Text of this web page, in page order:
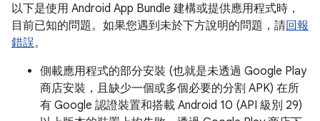
以下是使用 Android App Bundle 建構或提供應用程式時，
目前已知的問題。如果您遇到未於下方說明的問題，請回報
錯誤。
側載應用程式的部分安裝 (也就是未透過 Google Play
商店安裝，且缺少一個或多個必要的分割 APK) 在所
有 Google 認證裝置和搭載 Android 10 (API 級別 29)